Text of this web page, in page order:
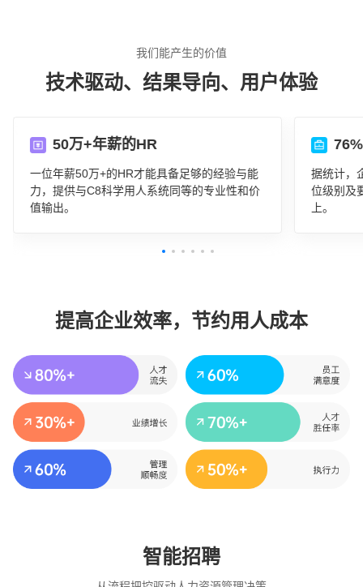
我们能产生的价值
技术驱动、结果导向、用户体验
50万+年薪的HR
一位年薪50万+的HR才能具备足够的经验与能
力，提供与C8科学用人系统同等的专业性和价
值输出。
据统计，
位级别及
上。
提高企业效率，节约用人成本
智能招聘